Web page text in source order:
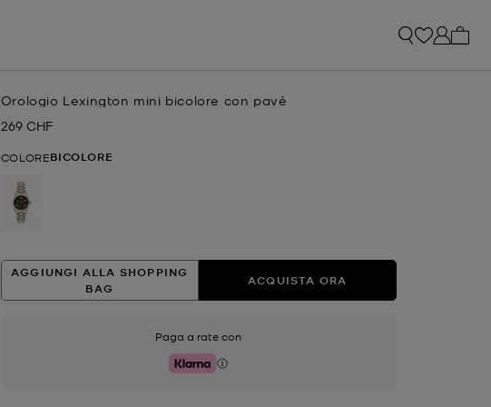
Orologio Lexington mini bicolore con pavé
Prezzo attuale
269 CHF
COLOREBICOLORE
AGGIUNGI ALLA SHOPPING
BAG
ACQUISTA ORA
Paga a rate con
Klarna